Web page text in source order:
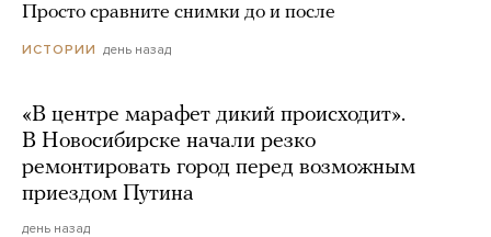
Просто сравните снимки до и после
ИСТОРИИ день назад
«В центре марафет дикий происходит».
В Новосибирске начали резко
ремонтировать город перед возможным
приездом Путина
день назад